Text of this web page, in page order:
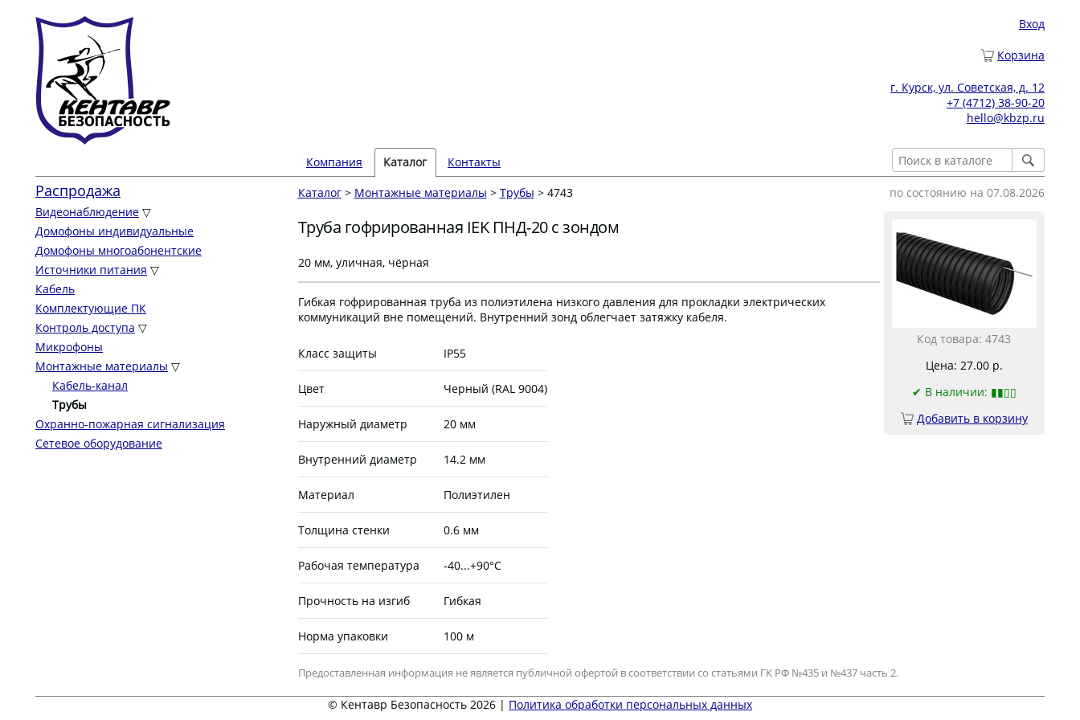
Вход
Корзина
г. Курск, ул. Советская, д. 12
+7 (4712) 38-90-20
hello@kbzp.ru
Компания Каталог Контакты
Распродажа
Видеонаблюдение ▽
Домофоны индивидуальные
Домофоны многоабонентские
Источники питания ▽
Кабель
Комплектующие ПК
Контроль доступа ▽
Микрофоны
Монтажные материалы ▽
Кабель-канал
Трубы
Охранно-пожарная сигнализация
Сетевое оборудование
по состоянию на 07.08.2026
Каталог> Монтажные материалы > Трубы > 4743
Код товара: 4743
Цена: 27.00 р.
✔ В наличии: ▮▮▯▯
Добавить в корзину
Труба гофрированная IEK ПНД-20 с зондом
20 мм, уличная, чёрная
Гибкая гофрированная труба из полиэтилена низкого давления для прокладки электрических
коммуникаций вне помещений. Внутренний зонд облегчает затяжку кабеля.
Класс защиты IP55
Цвет Черный (RAL 9004)
Наружный диаметр 20 мм
Внутренний диаметр 14.2 мм
Материал Полиэтилен
Толщина стенки 0.6 мм
Рабочая температура -40...+90°C
Прочность на изгиб Гибкая
Норма упаковки 100 м
Предоставленная информация не является публичной офертой в соответствии со статьями ГК РФ №435 и №437 часть 2.
© Кентавр Безопасность 2026 | Политика обработки персональных данных